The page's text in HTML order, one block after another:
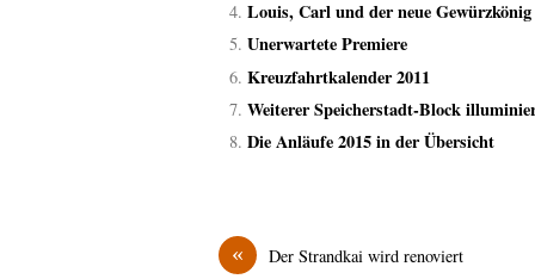
Louis, Carl und der neue Gewürzkönig
Unerwartete Premiere
Kreuzfahrtkalender 2011
Weiterer Speicherstadt-Block
Die Anläufe 2015 in der Übersicht
« Der Strandkai wird renoviert